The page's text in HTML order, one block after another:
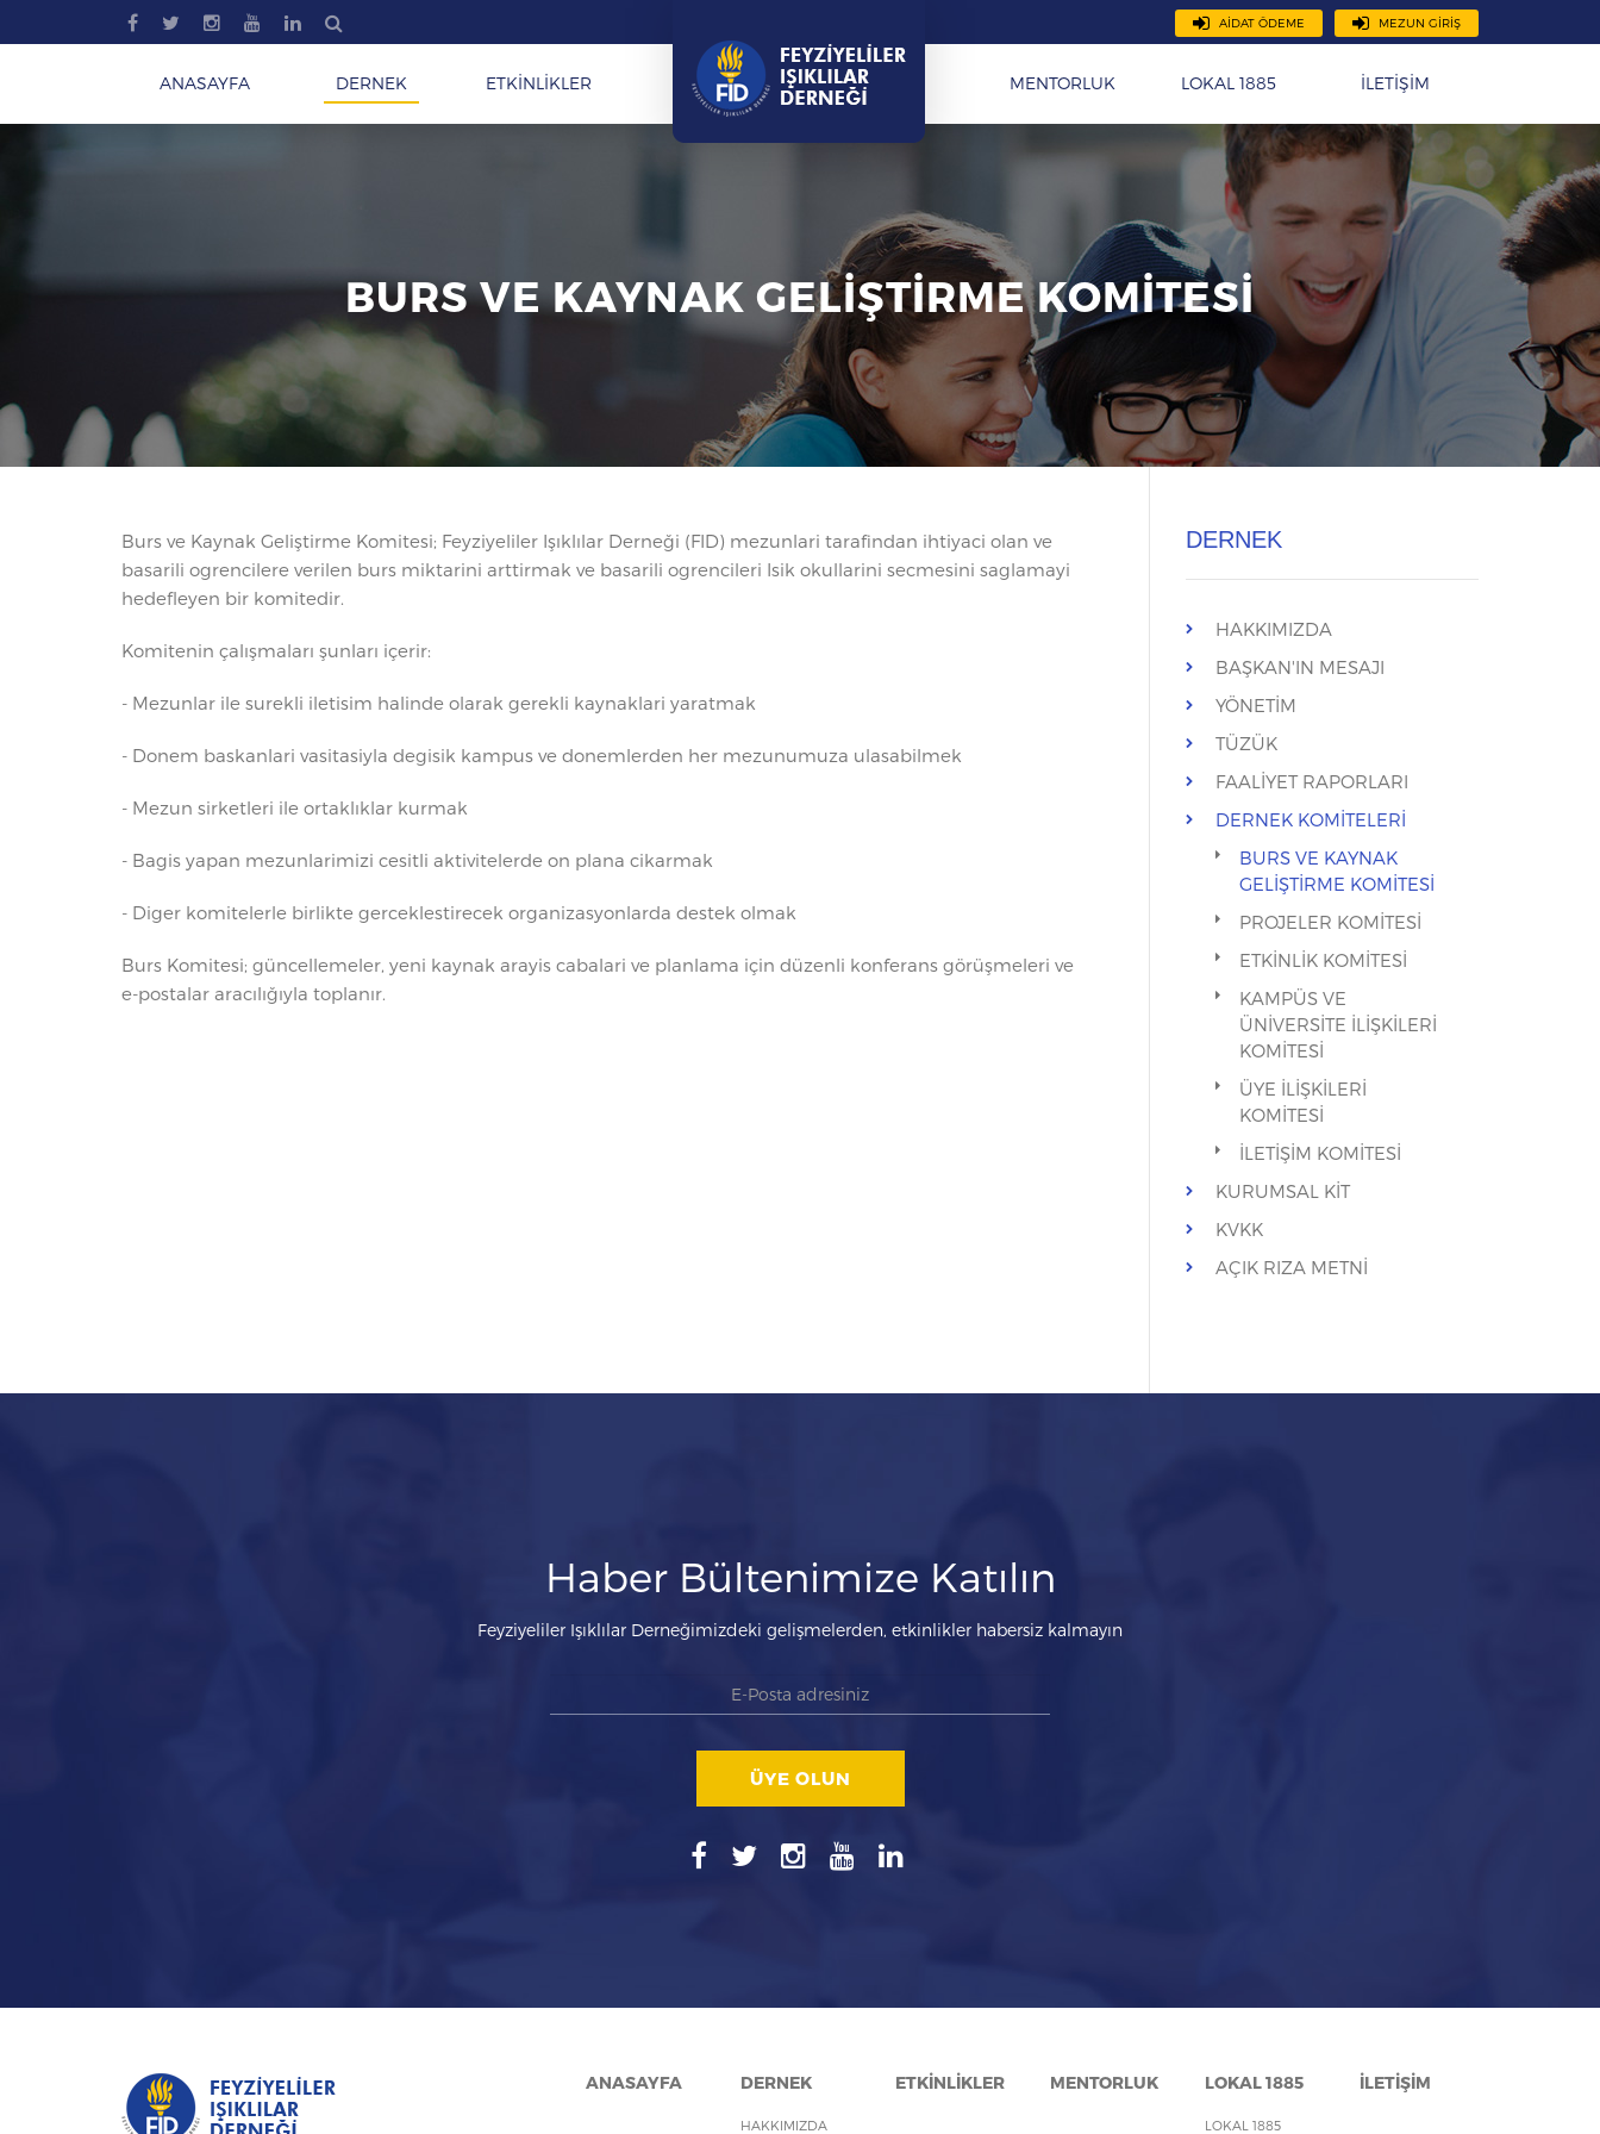
MEZUN GİRİŞ
AİDAT ÖDEME
ANASAYFA DERNEK ETKİNLİKLER MENTORLUK LOKAL 1885 İLETİŞİM
BURS VE KAYNAK GELİŞTİRME KOMİTESİ
Burs ve Kaynak Geliştirme Komitesi; Feyziyeliler Işıklılar Derneği (FID) mezunlari tarafindan ihtiyaci olan ve
basarili ogrencilere verilen burs miktarini arttirmak ve basarili ogrencileri Isik okullarini secmesini saglamayi
hedefleyen bir komitedir.
Komitenin çalışmaları şunları içerir:
- Mezunlar ile surekli iletisim halinde olarak gerekli kaynaklari yaratmak
- Donem baskanlari vasitasiyla degisik kampus ve donemlerden her mezunumuza ulasabilmek
- Mezun sirketleri ile ortaklıklar kurmak
- Bagis yapan mezunlarimizi cesitli aktivitelerde on plana cikarmak
- Diger komitelerle birlikte gerceklestirecek organizasyonlarda destek olmak
Burs Komitesi; güncellemeler, yeni kaynak arayis cabalari ve planlama için düzenli konferans görüşmeleri ve
e-postalar aracılığıyla toplanır.
DERNEK
HAKKIMIZDA
BAŞKAN'IN MESAJI
YÖNETİM
TÜZÜK
FAALİYET RAPORLARI
DERNEK KOMİTELERİ
BURS VE KAYNAK
GELİŞTİRME KOMİTESİ
PROJELER KOMİTESİ
ETKİNLİK KOMİTESİ
KAMPÜS VE
ÜNİVERSİTE İLİŞKİLERİ
KOMİTESİ
ÜYE İLİŞKİLERİ
KOMİTESİ
İLETİŞİM KOMİTESİ
KURUMSAL KİT
KVKK
AÇIK RIZA METNİ
Haber Bültenimize Katılın
Feyziyeliler Işıklılar Derneğimizdeki gelişmelerden, etkinlikler habersiz kalmayın
ÜYE OLUN
ANASAYFA DERNEK
HAKKIMIZDA
ETKİNLİKLER MENTORLUK LOKAL 1885
LOKAL 1885
İLETİŞİM